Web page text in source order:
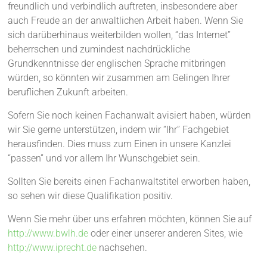
freundlich und verbindlich auftreten, insbesondere aber
auch Freude an der anwaltlichen Arbeit haben. Wenn Sie
sich darüberhinaus weiterbilden wollen, “das Internet”
beherrschen und zumindest nachdrückliche
Grundkenntnisse der englischen Sprache mitbringen
würden, so könnten wir zusammen am Gelingen Ihrer
beruflichen Zukunft arbeiten.
Sofern Sie noch keinen Fachanwalt avisiert haben, würden
wir Sie gerne unterstützen, indem wir “Ihr” Fachgebiet
herausfinden. Dies muss zum Einen in unsere Kanzlei
“passen” und vor allem Ihr Wunschgebiet sein.
Sollten Sie bereits einen Fachanwaltstitel erworben haben,
so sehen wir diese Qualifikation positiv.
Wenn Sie mehr über uns erfahren möchten, können Sie auf
http://www.bwlh.de oder einer unserer anderen Sites, wie
http://www.iprecht.de nachsehen.